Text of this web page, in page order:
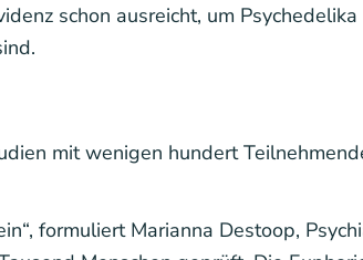
schon ausreicht, um
mit wenigen hundert
formuliert Marianna Destoop,